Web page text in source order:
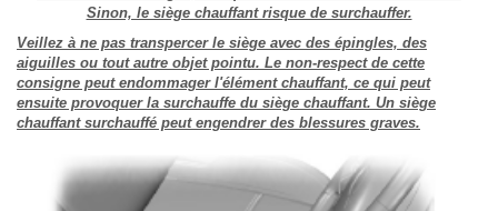
Sinon, le siège chauffant risque de surchauffer.
Veillez à ne pas transpercer le siège avec des épingles, des
aiguilles ou tout autre objet pointu. Le non-respect de cette
consigne peut endommager l'élément chauffant, ce qui peut
ensuite provoquer la surchauffe du siège chauffant. Un siège
chauffant surchauffé peut engendrer des blessures graves.